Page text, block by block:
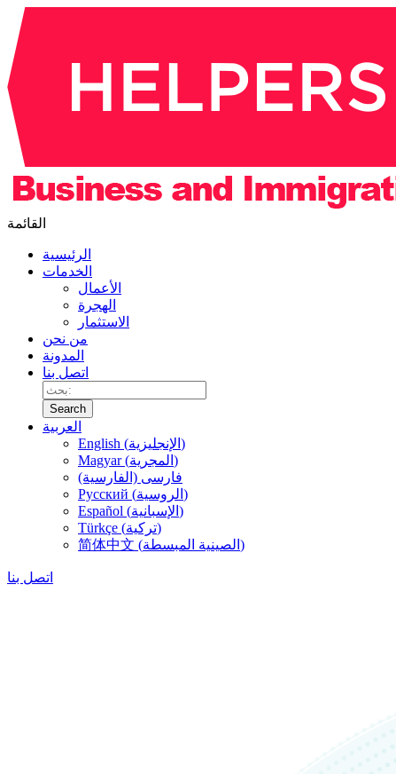
القائمة
الرئيسية
الخدمات
الأعمال
الهجرة
الاستثمار
من نحن
المدونة
اتصل بنا
Search
العربية
English (الإنجليزية)
Magyar (المجرية)
فارسی (الفارسية)
Русский (الروسية)
Español (الإسبانية)
Türkçe (تركية)
简体中文 (الصينية المبسطة)
اتصل بنا